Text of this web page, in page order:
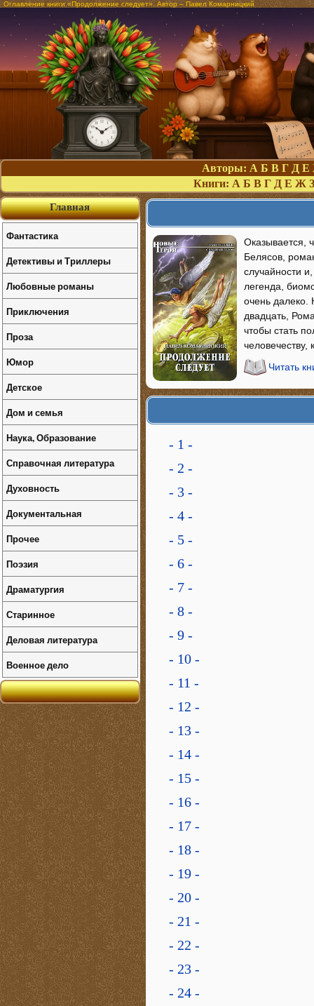
Оглавление книги «Продолжение следует». Автор – Павел Комарницкий
Авторы: А Б В Г Д Е
Книги: А Б В Г Д Е Ж З
Оказывается,
Белясов,
случайности
легенда,
очень далеко.
двадцать,
чтобы стать
Читать
- 1 -
- 2 -
- 3 -
- 4 -
- 5 -
- 6 -
- 7 -
- 8 -
- 9 -
- 10 -
- 11 -
- 12 -
- 13 -
- 14 -
- 15 -
- 16 -
- 17 -
- 18 -
- 19 -
- 20 -
- 21 -
- 22 -
- 23 -
- 24 -
Главная
Фантастика
Детективы и Триллеры
Любовные романы
Приключения
Проза
Юмор
Детское
Дом и семья
Наука, Образование
Справочная литература
Духовность
Документальная
Прочее
Поэзия
Драматургия
Старинное
Деловая литература
Военное дело